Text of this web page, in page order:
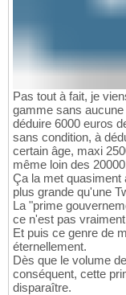
Pas tout à fait, je
gamme sans
déduire 6000 euros
sans condition, à
certain âge, maxi
même loin des
Ça la met quasiment
plus grande qu'une
La "prime
ce n'est pas
Et puis ce genre de
éternellement.
Dès que le volume
conséquent, cette
disparaître.